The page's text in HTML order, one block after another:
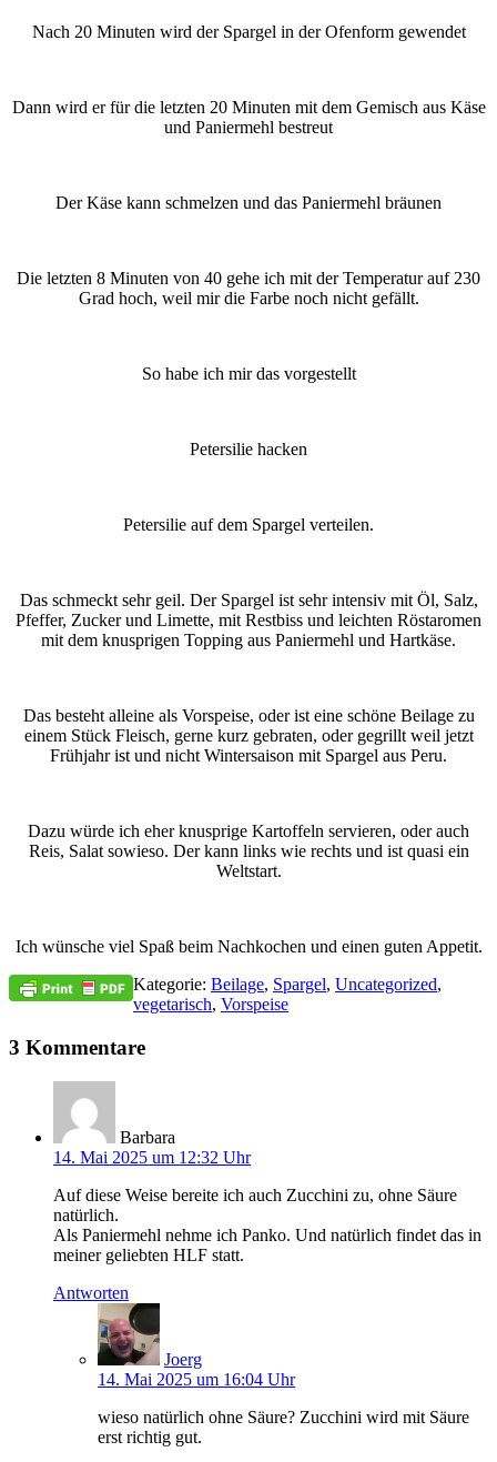
Nach 20 Minuten wird der Spargel in der Ofenform gewendet
Dann wird er für die letzten 20 Minuten mit dem Gemisch aus Käse
und Paniermehl bestreut
Der Käse kann schmelzen und das Paniermehl bräunen
Die letzten 8 Minuten von 40 gehe ich mit der Temperatur auf 230
Grad hoch, weil mir die Farbe noch nicht gefällt.
So habe ich mir das vorgestellt
Petersilie hacken
Petersilie auf dem Spargel verteilen.
Das schmeckt sehr geil. Der Spargel ist sehr intensiv mit Öl, Salz,
Pfeffer, Zucker und Limette, mit Restbiss und leichten Röstaromen
mit dem knusprigen Topping aus Paniermehl und Hartkäse.
Das besteht alleine als Vorspeise, oder ist eine schöne Beilage zu
einem Stück Fleisch, gerne kurz gebraten, oder gegrillt weil jetzt
Frühjahr ist und nicht Wintersaison mit Spargel aus Peru.
Dazu würde ich eher knusprige Kartoffeln servieren, oder auch
Reis, Salat sowieso. Der kann links wie rechts und ist quasi ein
Weltstart.
Ich wünsche viel Spaß beim Nachkochen und einen guten Appetit.
Kategorie: Beilage, Spargel, Uncategorized,
vegetarisch, Vorspeise
3 Kommentare
Barbara
14. Mai 2025 um 12:32 Uhr
Auf diese Weise bereite ich auch Zucchini zu, ohne Säure
natürlich.
Als Paniermehl nehme ich Panko. Und natürlich findet das in
meiner geliebten HLF statt.
Antworten
Joerg
14. Mai 2025 um 16:04 Uhr
wieso natürlich ohne Säure? Zucchini wird mit Säure
erst richtig gut.